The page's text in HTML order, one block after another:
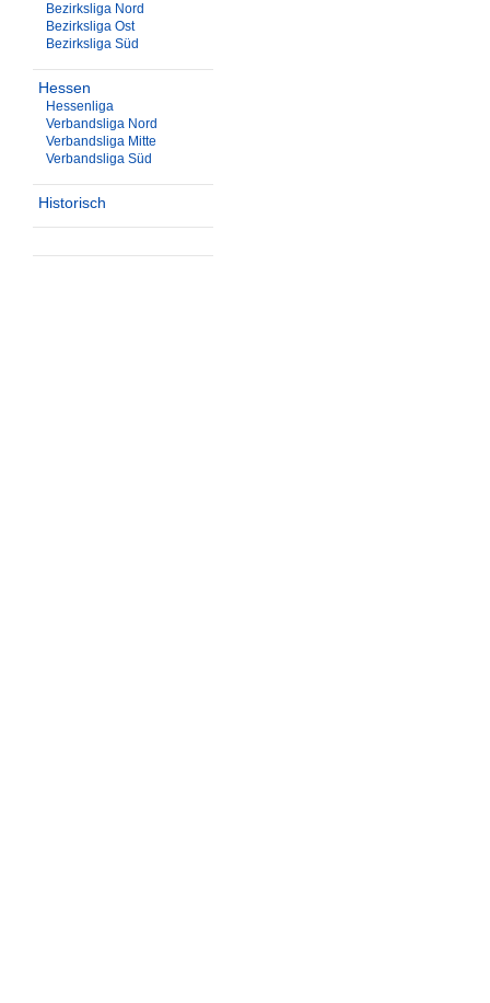
Bezirksliga Nord
Bezirksliga Ost
Bezirksliga Süd
Hessen
Hessenliga
Verbandsliga Nord
Verbandsliga Mitte
Verbandsliga Süd
Historisch